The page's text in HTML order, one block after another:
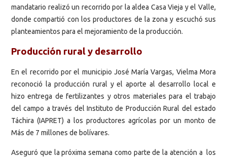
mandatario realizó un recorrido por la aldea Casa Vieja y el Valle,
donde compartió con los productores de la zona y escuchó sus
planteamientos para el mejoramiento de la producción.
Producción rural y desarrollo
En el recorrido por el municipio José María Vargas, Vielma Mora
reconoció la producción rural y el aporte al desarrollo local e
hizo entrega de fertilizantes y otros materiales para el trabajo
del campo a través del Instituto de Producción Rural del estado
Táchira (IAPRET) a los productores agrícolas por un monto de
Más de 7 millones de bolívares.
Aseguró que la próxima semana como parte de la atención a los